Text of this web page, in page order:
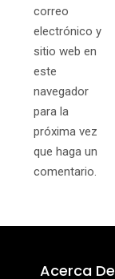
correo
electrónico y
sitio web en
este
navegador
para la
próxima vez
que haga un
comentario.
Acerca De